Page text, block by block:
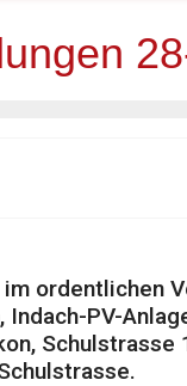
ordentlichen
PV-
Schulstrasse